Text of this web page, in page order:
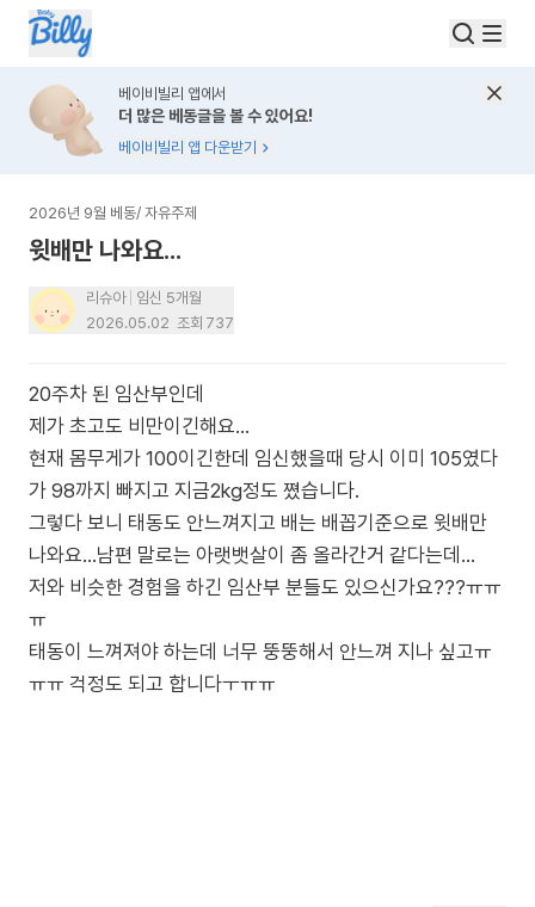
베이비빌리 앱에서
더 많은 베동글을 볼 수 있어요!
베이비빌리 앱 다운받기
2026년 9월 베동/ 자유주제
윗배만 나와요...
리슈아
임신 5개월
2026.05.02 조회 737
20주차 된 임산부인데
제가 초고도 비만이긴해요...
현재 몸무게가 100이긴한데 임신했을때 당시 이미 105였다
가 98까지 빠지고 지금2kg정도 쪘습니다.
그렇다 보니 태동도 안느껴지고 배는 배꼽기준으로 윗배만
나와요...남편 말로는 아랫뱃살이 좀 올라간거 같다는데...
저와 비슷한 경험을 하긴 임산부 분들도 있으신가요???ㅠㅠ
ㅠ
태동이 느껴져야 하는데 너무 뚱뚱해서 안느껴 지나 싶고ㅠ
ㅠㅠ 걱정도 되고 합니다ㅜㅠㅠ